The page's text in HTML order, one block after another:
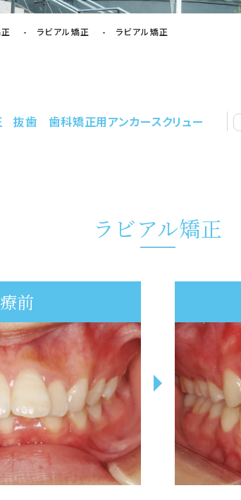
ラビアル矯正 ラビアル矯正
抜歯 歯科矯正用アンカースクリュー
ラビアル矯正
前